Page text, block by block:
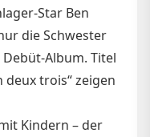
Star Ben
die Schwester
Album. Titel
deux trois“ zeigen
Kindern – der